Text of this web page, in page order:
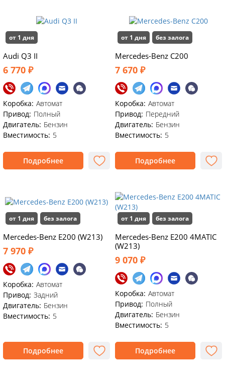
от 1 дня
Audi Q3 II
6 770 ₽
Коробка: Автомат
Привод: Полный
Двигатель: Бензин
Вместимость: 5
Подробнее
от 1 дня без залога
Mercedes-Benz C200
7 670 ₽
Коробка: Автомат
Привод: Передний
Двигатель: Бензин
Вместимость: 5
Подробнее
от 1 дня без залога
Mercedes-Benz E200 (W213)
7 970 ₽
Коробка: Автомат
Привод: Задний
Двигатель: Бензин
Вместимость: 5
Подробнее
от 1 дня без залога
Mercedes-Benz E200 4MATIC
(W213)
9 070 ₽
Коробка: Автомат
Привод: Полный
Двигатель: Бензин
Вместимость: 5
Подробнее